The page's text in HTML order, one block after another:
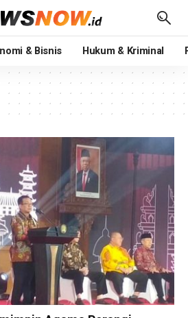
& Bisnis Hukum & Kriminal